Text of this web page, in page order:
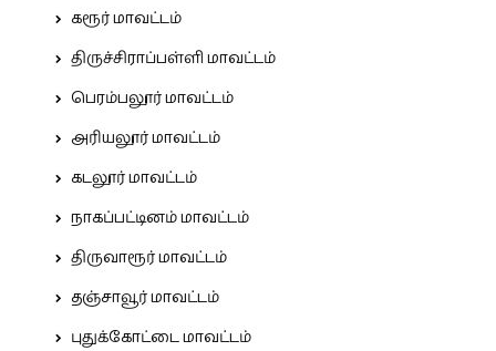
கரூர் மாவட்டம்
திருச்சிராப்பள்ளி மாவட்டம்
பெரம்பலூர் மாவட்டம்
அரியலூர் மாவட்டம்
கடலூர் மாவட்டம்
நாகப்பட்டினம் மாவட்டம்
திருவாரூர் மாவட்டம்
தஞ்சாவூர் மாவட்டம்
புதுக்கோட்டை மாவட்டம்